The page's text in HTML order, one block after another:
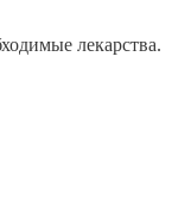
лекарства.